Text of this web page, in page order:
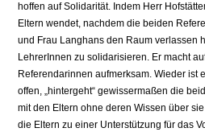
hoffen auf Solidarität. Indem Herr
Eltern wendet, nachdem die beiden
und Frau Langhans den Raum verlassen
LehrerInnen zu solidarisieren. Er macht
Referendarinnen aufmerksam. Wieder ist
offen, „hintergeht“ gewissermaßen die
mit den Eltern ohne deren Wissen über
die Eltern zu einer Unterstützung für das